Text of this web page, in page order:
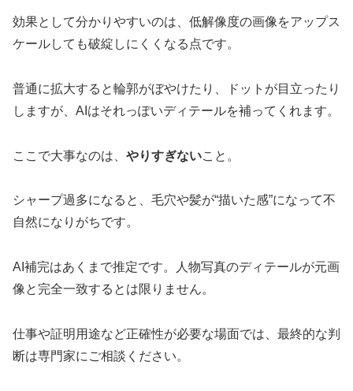
効果として分かりやすいのは、低解像度の画像をアップス
ケールしても破綻しにくくなる点です。
普通に拡大すると輪郭がぼやけたり、ドットが目立ったり
しますが、AIはそれっぽいディテールを補ってくれます。
ここで大事なのは、 やりすぎないこと。
シャープ過多になると、毛穴や髪が“描いた感”になって不
自然になりがちです。
AI補完はあくまで推定です。人物写真のディテールが元画
像と完全一致するとは限りません。
仕事や証明用途など正確性が必要な場面では、最終的な判
断は専門家にご相談ください。